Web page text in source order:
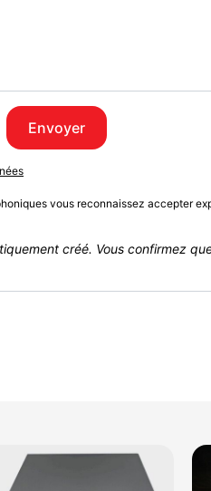
Envoyer
vous reconnaissez accepter
créé. Vous confirmez